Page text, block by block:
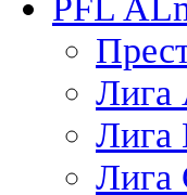
Лига
Лига
Лига